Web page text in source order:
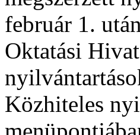
február 1.
Oktatási
Közhiteles